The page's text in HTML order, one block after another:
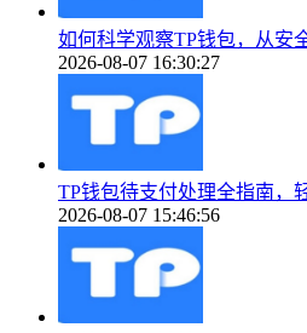
如何科学观察TP钱包，从安
2026-08-07 16:30:27
TP钱包待支付处理全指南，
2026-08-07 15:46:56